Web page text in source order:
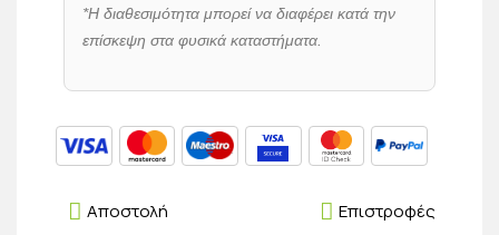
*Η διαθεσιμότητα μπορεί να διαφέρει κατά την
επίσκεψη στα φυσικά καταστήματα.
Επιστροφές
Αποστολή